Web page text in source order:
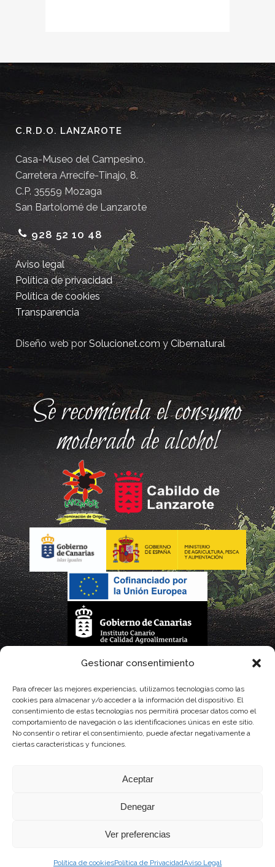
Gestionar consentimiento
Para ofrecer las mejores experiencias, utilizamos tecnologías como las
cookies para almacenar y/o acceder a la información del dispositivo. El
consentimiento de estas tecnologías nos permitirá procesar datos como el
comportamiento de navegación o las identificaciones únicas en este sitio.
No consentir o retirar el consentimiento, puede afectar negativamente a
ciertas características y funciones.
Aceptar
Denegar
Ver preferencias
Política de cookiesPolítica de PrivacidadAviso Legal
C.R.D.O. LANZAROTE
Casa-Museo del Campesino.
Carretera Arrecife-Tinajo, 8.
C.P. 35559 Mozaga
San Bartolomé de Lanzarote
928 52 10 48
Aviso legal
Política de privacidad
Política de cookies
Transparencia
Diseño web porSolucionet.comyCibernatural
Se recomienda el consumo
moderado de alcohol
La gestión de la DOP Lanzarote realizada por este Consejo Regulador es financiada,
con fondos provenientes del presupuesto de gastos del Instituto Canario de
Calidad Agroalimentaria